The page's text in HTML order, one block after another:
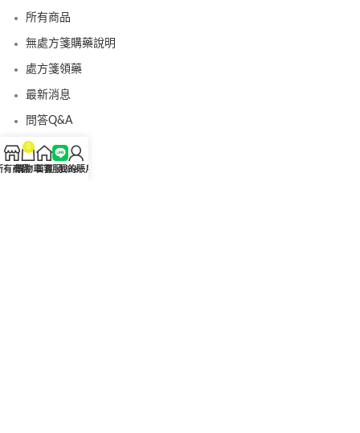
所有商品
無處方箋購藥說明
處方箋領藥
最新消息
問答Q&A
認識我們
聯絡我們
有商品
0
購物車首頁客服Line
我的賬戶